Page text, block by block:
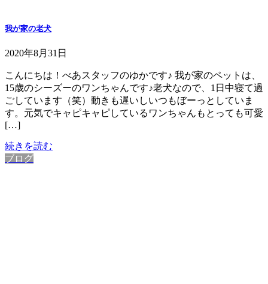
我が家の老犬
2020年8月31日
こんにちは！べあスタッフのゆかです♪ 我が家のペットは、
15歳のシーズーのワンちゃんです♪老犬なので、1日中寝て過
ごしています（笑）動きも遅いしいつもぼーっとしていま
す。元気でキャピキャピしているワンちゃんもとっても可愛
[…]
続きを読む
ブログ